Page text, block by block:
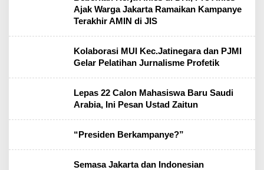
Ajak Warga Jakarta Ramaikan Kampanye
Terakhir AMIN di JIS
Kolaborasi MUI Kec.Jatinegara dan PJMI
Gelar Pelatihan Jurnalisme Profetik
Lepas 22 Calon Mahasiswa Baru Saudi
Arabia, Ini Pesan Ustad Zaitun
“Presiden Berkampanye?”
Semasa Jakarta dan Indonesian